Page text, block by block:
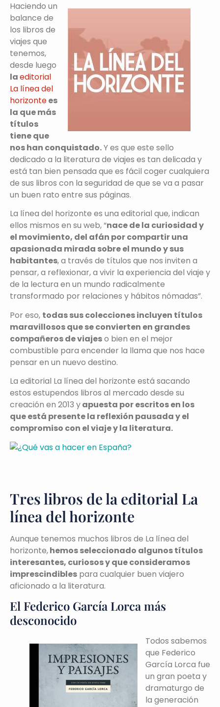
Haciendo un
balance de
los libros de
viajes que
tenemos,
desde luego
laeditorial
La línea del
horizontees
la que más
títulos
tiene que
nos han conquistado.Y es que este sello
dedicado a la literatura de viajes es tan delicada y
está tan bien pensada que es fácil coger cualquiera
de sus libros con la seguridad de que se va a pasar
un buen rato entre sus páginas.
La línea del horizonte es una editorial que, indican
ellos mismos en su web, “nace de la curiosidad y
el movimiento, del afán por compartir una
apasionada mirada sobre el mundo y sus
habitantes, a través de títulos que nos inviten a
pensar, a reflexionar, a vivir la experiencia del viaje y
de la lectura en un mundo radicalmente
transformado por relaciones y hábitos nómadas”.
Por eso, todas sus colecciones incluyen títulos
maravillosos que se convierten en grandes
compañeros de viajeso bien en el mejor
combustible para encender la llama que nos hace
pensar en un nuevo destino.
La editorial La línea del horizonte está sacando
estos estupendos libros al mercado desde su
creación en 2013 yapuesta por escritos en los
que está presente la reflexión pausada y el
compromiso con el viaje y la literatura.
Tres libros de la editorial La
línea del horizonte
Aunque tenemos muchos libros de La línea del
horizonte,hemos seleccionado algunos títulos
interesantes, curiosos y que consideramos
imprescindibles para cualquier buen viajero
aficionado a la literatura.
El Federico García Lorca más
desconocido
Todos sabemos
que Federico
García Lorca fue
un gran poeta y
dramaturgo de
la generación